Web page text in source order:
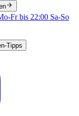
Fr bis 22:00 Sa-So
Tipps